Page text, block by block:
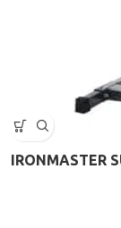
IRONMASTER